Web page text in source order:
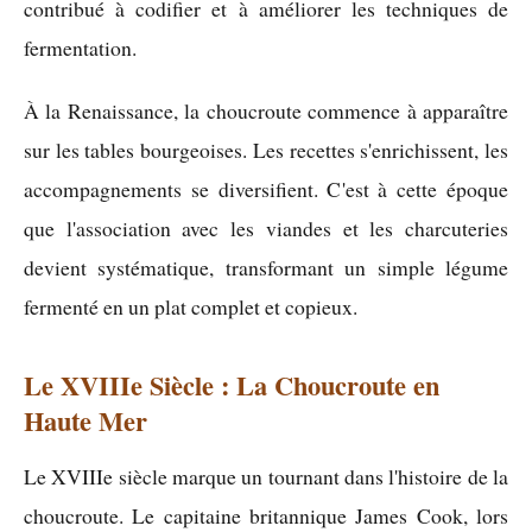
contribué à codifier et à améliorer les techniques de
fermentation.
À la Renaissance, la choucroute commence à apparaître
sur les tables bourgeoises. Les recettes s'enrichissent, les
accompagnements se diversifient. C'est à cette époque
que l'association avec les viandes et les charcuteries
devient systématique, transformant un simple légume
fermenté en un plat complet et copieux.
Le XVIIIe Siècle : La Choucroute en
Haute Mer
Le XVIIIe siècle marque un tournant dans l'histoire de la
choucroute. Le capitaine britannique James Cook, lors